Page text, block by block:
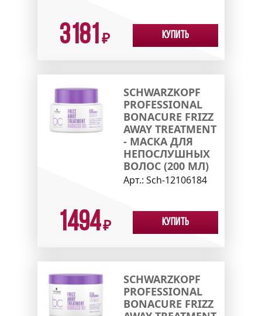
3181 ₽ Купить
SCHWARZKOPF
PROFESSIONAL
BONACURE FRIZZ
AWAY TREATMENT
- МАСКА ДЛЯ
НЕПОСЛУШНЫХ
ВОЛОС (200 МЛ)
Арт.: Sch-12106184
1494₽ Купить
SCHWARZKOPF
PROFESSIONAL
BONACURE FRIZZ